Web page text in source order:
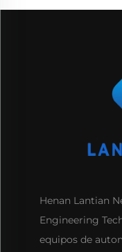
Henan Lantian
Engineering
equipos de